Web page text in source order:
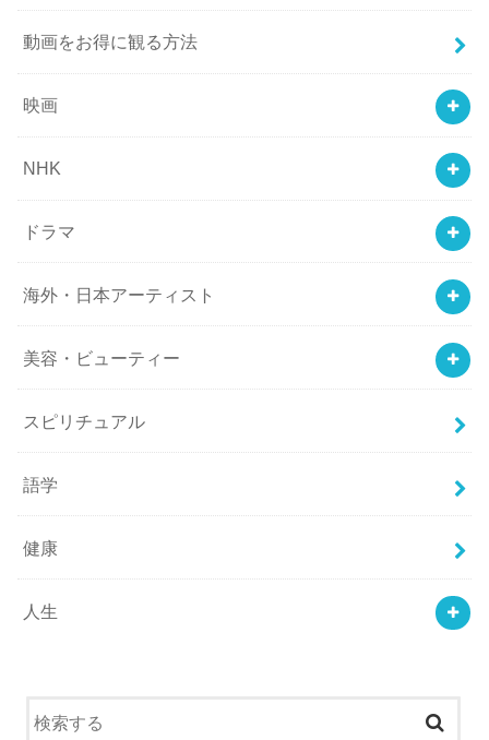
動画をお得に観る方法
映画
NHK
ドラマ
海外・日本アーティスト
美容・ビューティー
スピリチュアル
語学
健康
人生